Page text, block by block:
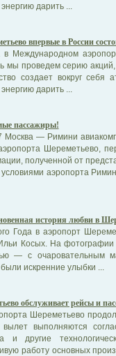
дарить ...
впервые в России
в Международном
мы проведем серию
создает вокруг
дарить ...
пассажиры!
Москва — Римини
Шереметьево,
полученной от
аэропорта
история любви в
Года в аэропорт
Косых. На
— с очаровательным
искренние улыбки ...
обслуживает рейсы и
Шереметьево
выполняются
и другие
работу основных